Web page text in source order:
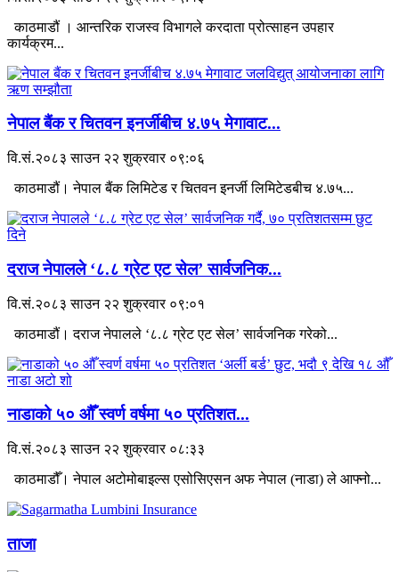
काठमाडौं । आन्तरिक राजस्व विभागले करदाता प्रोत्साहन उपहार
कार्यक्रम...
नेपाल बैंक र चितवन इनर्जीबीच ४.७५ मेगावाट...
वि.सं.२०८३ साउन २२ शुक्रवार ०९:०६
काठमाडौं। नेपाल बैंक लिमिटेड र चितवन इनर्जी लिमिटेडबीच ४.७५...
दराज नेपालले ‘८.८ ग्रेट एट सेल’ सार्वजनिक...
वि.सं.२०८३ साउन २२ शुक्रवार ०९:०१
काठमाडौं। दराज नेपालले ‘८.८ ग्रेट एट सेल’ सार्वजनिक गरेको...
नाडाको ५० औँ स्वर्ण वर्षमा ५० प्रतिशत...
वि.सं.२०८३ साउन २२ शुक्रवार ०८:३३
काठमाडौँ। नेपाल अटोमोबाइल्स एसोसिएसन अफ नेपाल (नाडा) ले आफ्नो...
ताजा